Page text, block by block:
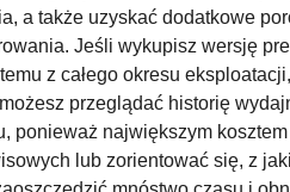
a także uzyskać dodatkowe
Jeśli wykupisz wersję
z całego okresu
przeglądać historię
ponieważ największym
lub zorientować się, z